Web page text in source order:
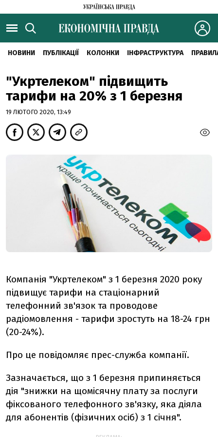
НОВИНИ ПУБЛІКАЦІЇ КОЛОНКИ ІНФРАСТРУКТУРА
"Укртелеком" підвищить
тарифи на 20% з 1 березня
19 ЛЮТОГО 2020, 13:49
Компанія "Укртелеком" з 1 березня 2020 року
підвищує тарифи на стаціонарний
телефонний зв'язок та проводове
радіомовлення - тарифи зростуть на 18-24 грн
(20-24%).
Про це повідомляє прес-служба компанії.
Зазначається, що з 1 березня припиняється
дія "знижки на щомісячну плату за послуги
фіксованого телефонного зв'язку, яка діяла
для абонентів (фізичних осіб) з 1 січня".